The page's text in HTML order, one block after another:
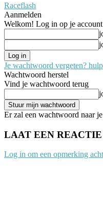
Raceflash
Aanmelden
Welkom! Log in op je account
Je wachtwoord vergeten?
Wachtwoord herstel
Vind je wachtwoord terug
Er zal een wachtwoord naar
LAAT EEN
Log in om een opmerking